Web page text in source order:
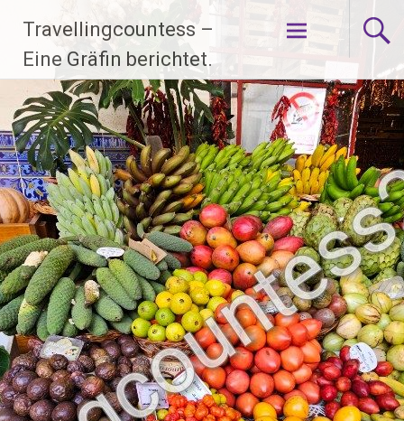
Inhalt
springen
Travellingcountess –
Eine Gräfin berichtet.